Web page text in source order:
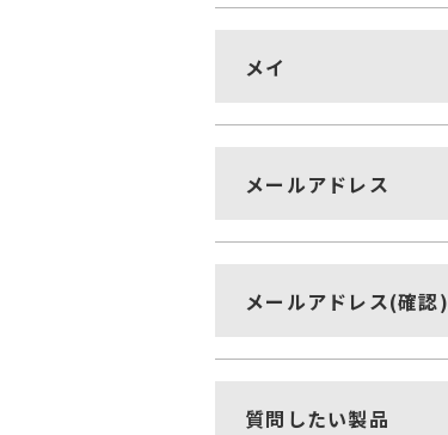
メイ
メールアドレス
メールアドレス(確認)
質問したい製品